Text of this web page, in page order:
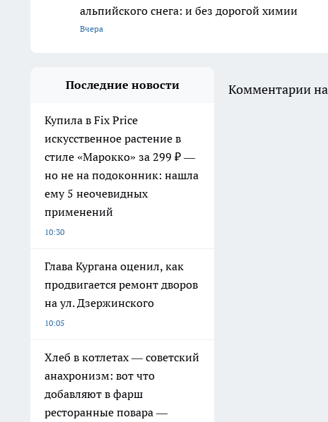
альпийского снега: и без дорогой химии
Вчера
Последние новости
Купила в Fix Price
искусственное растение в
стиле «Марокко» за 299 ₽ —
но не на подоконник: нашла
ему 5 неочевидных
применений
10:30
Глава Кургана оценил, как
продвигается ремонт дворов
на ул. Дзержинского
10:05
Хлеб в котлетах — советский
анахронизм: вот что
добавляют в фарш
ресторанные повара —
Комментарии